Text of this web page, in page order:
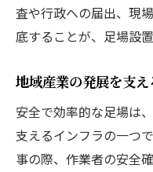
査や行政への届出、現
底することが、足場設
地域産業の発展を支
安全で効率的な足場は
支えるインフラの一つ
事の際、作業者の安全